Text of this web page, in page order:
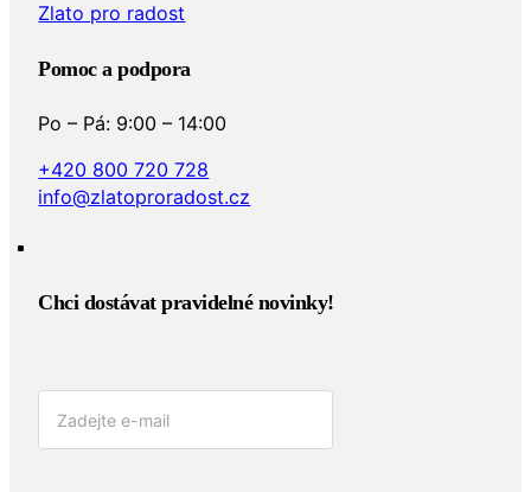
Zlato pro radost
Pomoc a podpora
Po – Pá: 9:00 – 14:00
+420 800 720 728
info@zlatoproradost.cz
Chci dostávat pravidelné novinky!​